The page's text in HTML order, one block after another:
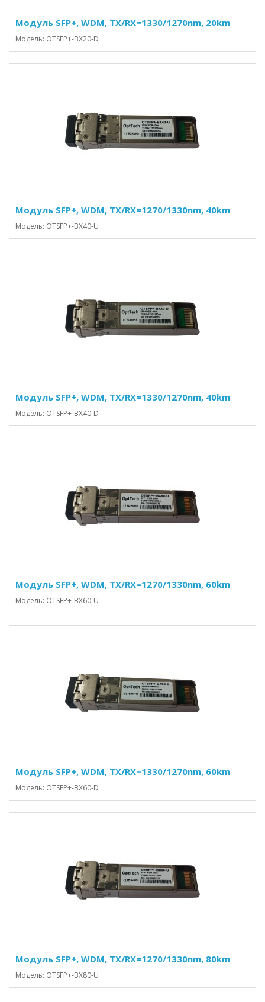
Модуль SFP+, WDM, TX/RX=1330/1270nm, 20km
Модель: OTSFP+-BX20-D
Модуль SFP+, WDM, TX/RX=1270/1330nm, 40km
Модель: OTSFP+-BX40-U
Модуль SFP+, WDM, TX/RX=1330/1270nm, 40km
Модель: OTSFP+-BX40-D
Модуль SFP+, WDM, TX/RX=1270/1330nm, 60km
Модель: OTSFP+-BX60-U
Модуль SFP+, WDM, TX/RX=1330/1270nm, 60km
Модель: OTSFP+-BX60-D
Модуль SFP+, WDM, TX/RX=1270/1330nm, 80km
Модель: OTSFP+-BX80-U